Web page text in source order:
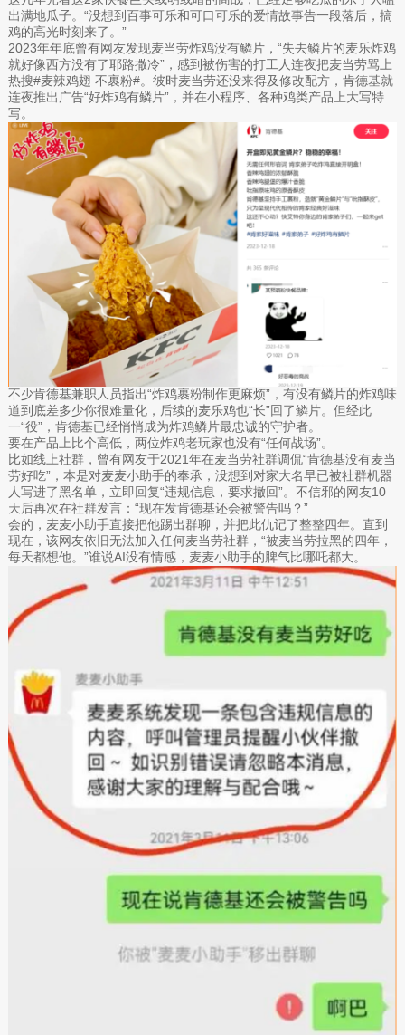
出满地瓜子。“没想到百事可乐和可口可乐的爱情故事告一段落后，搞
鸡的高光时刻来了。”
2023年年底曾有网友发现麦当劳炸鸡没有鳞片，“失去鳞片的麦乐炸鸡
就好像西方没有了耶路撒冷”，感到被伤害的打工人连夜把麦当劳骂上
热搜#麦辣鸡翅 不裹粉#。彼时麦当劳还没来得及修改配方，肯德基就
连夜推出广告“好炸鸡有鳞片”，并在小程序、各种鸡类产品上大写特
写。
不少肯德基兼职人员指出“炸鸡裹粉制作更麻烦”，有没有鳞片的炸鸡味
道到底差多少你很难量化，后续的麦乐鸡也“长”回了鳞片。但经此
一“役”，肯德基已经悄悄成为炸鸡鳞片最忠诚的守护者。
要在产品上比个高低，两位炸鸡老玩家也没有“任何战场”。
比如线上社群，曾有网友于2021年在麦当劳社群调侃“肯德基没有麦当
劳好吃”，本是对麦麦小助手的奉承，没想到对家大名早已被社群机器
人写进了黑名单，立即回复“违规信息，要求撤回”。不信邪的网友10
天后再次在社群发言：“现在发肯德基还会被警告吗？”
会的，麦麦小助手直接把他踢出群聊，并把此仇记了整整四年。直到
现在，该网友依旧无法加入任何麦当劳社群，“被麦当劳拉黑的四年，
每天都想他。”谁说AI没有情感，麦麦小助手的脾气比哪吒都大。